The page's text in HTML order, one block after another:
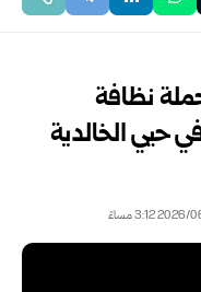
نظافة
حيي الخالدية